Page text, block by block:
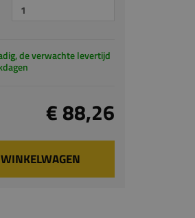
de verwachte levertijd
€ 88,26
WINKELWAGEN